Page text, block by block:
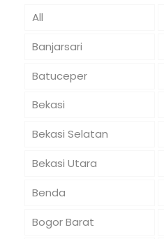
All
Banjarsari
Batuceper
Bekasi
Bekasi Selatan
Bekasi Utara
Benda
Bogor Barat